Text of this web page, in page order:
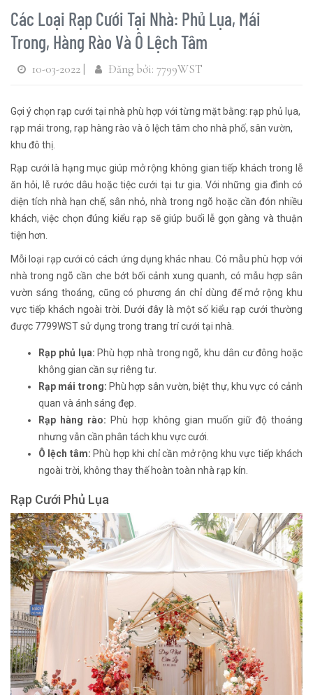
Các Loại Rạp Cưới Tại Nhà: Phủ Lụa, Mái
Trong, Hàng Rào Và Ô Lệch Tâm
10-03-2022 | Đăng bởi: 7799WST
Gợi ý chọn rạp cưới tại nhà phù hợp với từng mặt bằng: rạp phủ lụa,
rạp mái trong, rạp hàng rào và ô lệch tâm cho nhà phố, sân vườn,
khu đô thị.
Rạp cưới là hạng mục giúp mở rộng không gian tiếp khách trong lễ
ăn hỏi, lễ rước dâu hoặc tiệc cưới tại tư gia. Với những gia đình có
diện tích nhà hạn chế, sân nhỏ, nhà trong ngõ hoặc cần đón nhiều
khách, việc chọn đúng kiểu rạp sẽ giúp buổi lễ gọn gàng và thuận
tiện hơn.
Mỗi loại rạp cưới có cách ứng dụng khác nhau. Có mẫu phù hợp với
nhà trong ngõ cần che bớt bối cảnh xung quanh, có mẫu hợp sân
vườn sáng thoáng, cũng có phương án chỉ dùng để mở rộng khu
vực tiếp khách ngoài trời. Dưới đây là một số kiểu rạp cưới thường
được 7799WST sử dụng trong trang trí cưới tại nhà.
Rạp phủ lụa: Phù hợp nhà trong ngõ, khu dân cư đông hoặc
không gian cần sự riêng tư.
Rạp mái trong: Phù hợp sân vườn, biệt thự, khu vực có cảnh
quan và ánh sáng đẹp.
Rạp hàng rào: Phù hợp không gian muốn giữ độ thoáng
nhưng vẫn cần phân tách khu vực cưới.
Ô lệch tâm: Phù hợp khi chỉ cần mở rộng khu vực tiếp khách
ngoài trời, không thay thế hoàn toàn nhà rạp kín.
Rạp Cưới Phủ Lụa